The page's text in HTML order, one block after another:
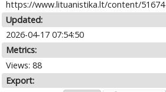
https://www.lituanistika.lt/content/51674
Updated:
2026-04-17 07:54:50
Metrics:
Views: 88
Export: